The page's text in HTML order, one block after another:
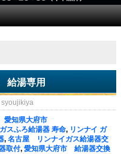
給湯専用
知県大府市
ガスふろ給湯器 寿命, リンナイ ガ
, 名古屋 リンナイガス給湯器交
取付, 愛知県大府市 給湯器交換